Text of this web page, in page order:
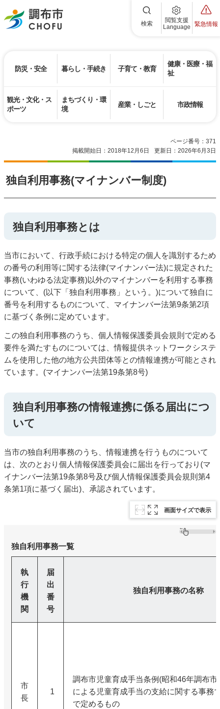
調布市 検索
閲覧支援
Language
緊急情報
防災・安全 暮らし・手続き 子育て・教育
健康・医療・福
祉
観光・文化・ス
ポーツ
まちづくり・環
境
産業・しごと 市政情報
ページ番号：371
掲載開始日：2018年12月6日
更新日：2026年6月3日
独自利用事務(マイナンバー制度)
独自利用事務とは
当市において、行政手続における特定の個人を識別するため
の番号の利用等に関する法律(マイナンバー法)に規定された
事務(いわゆる法定事務)以外のマイナンバーを利用する事務
について、(以下「独自利用事務」という。)について独自に
番号を利用するものについて、マイナンバー法第9条第2項
に基づく条例に定めています。
この独自利用事務のうち、個人情報保護委員会規則で定める
要件を満たすものについては、情報提供ネットワークシステ
ムを使用した他の地方公共団体等との情報連携が可能とされ
ています。(マイナンバー法第19条第8号)
独自利用事務の情報連携に係る届出につ
いて
当市の独自利用事務のうち、情報連携を行うものについて
は、次のとおり個人情報保護委員会に届出を行っており(マ
イナンバー法第19条第8号及び個人情報保護委員会規則第4
条第1項に基づく届出)、承認されています。
画面サイズで表示
独自利用事務一覧
執
行
機
関
届
出
番
号
独自利用事務の名称
市
長
1
調布市児童育成手当条例(昭和46年調布市
による児童育成手当の支給に関する事務
で定めるもの